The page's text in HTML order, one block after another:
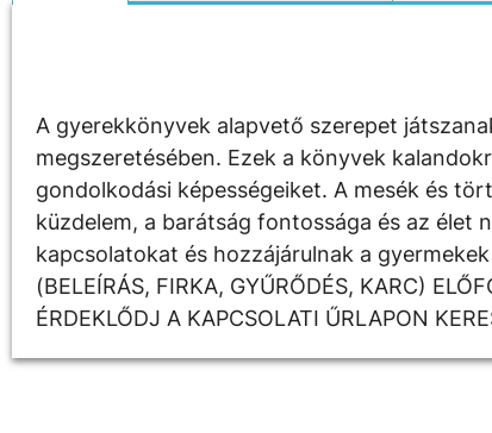
A gyerekkönyvek alapvető szerepet
megszeretésében. Ezek a könyvek
gondolkodási képességeiket. A mesék és
küzdelem, a barátság fontossága és az élet
kapcsolatokat és hozzájárulnak a gyermekek
(BELEÍRÁS, FIRKA, GYŰRŐDÉS, KARC)
ÉRDEKLŐDJ A KAPCSOLATI ŰRLAPON